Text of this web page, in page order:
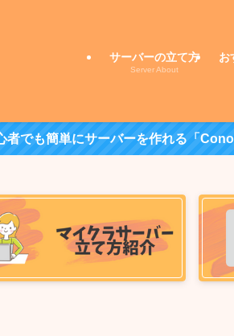
サーバーの立て方
Server About
お
者でも簡単にサーバーを作れる「